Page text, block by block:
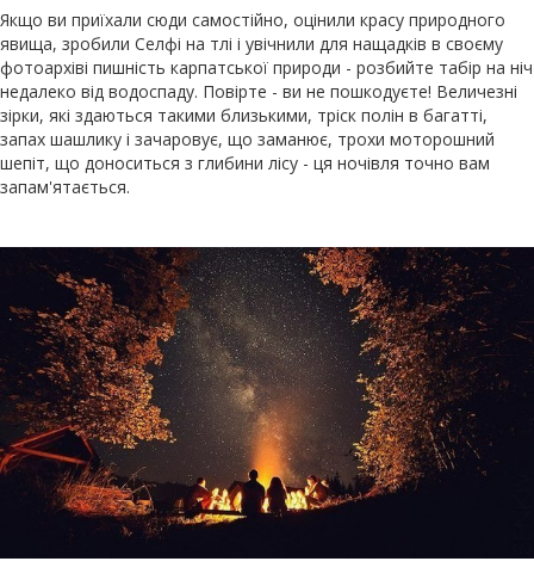
Якщо ви приїхали сюди самостійно, оцінили красу природного
явища, зробили Селфі на тлі і увічнили для нащадків в своєму
фотоархіві пишність карпатської природи - розбийте табір на ніч
недалеко від водоспаду. Повірте - ви не пошкодуєте! Величезні
зірки, які здаються такими близькими, тріск полін в багатті,
запах шашлику і зачаровує, що заманює, трохи моторошний
шепіт, що доноситься з глибини лісу - ця ночівля точно вам
запам'ятається.